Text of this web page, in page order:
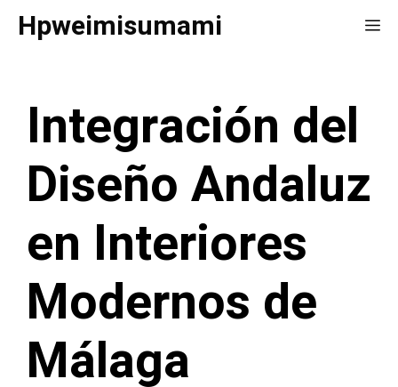
SaltarHpweimisumami
Integración del
Diseño Andaluz
en Interiores
Modernos de
Málaga